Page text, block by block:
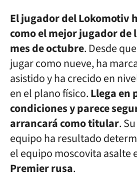
El jugador del Lokomotiv
como el mejor jugador de
mes de octubre. Desde
jugar como nueve, ha
asistido y ha crecido en
en el plano físico.Llega en
condiciones y parece
arrancará como titular.
equipo ha resultado
el equipo moscovita asalte
Premier rusa.